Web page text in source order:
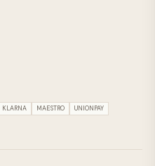
KLARNA MAESTRO UNIONPAY